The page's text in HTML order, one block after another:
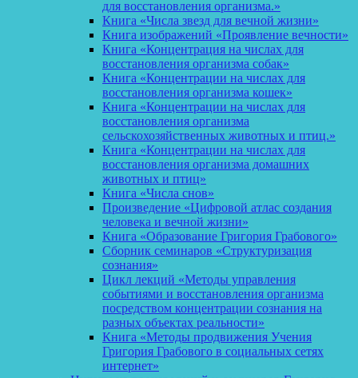
для восстановления организма.»
Книга «Числа звезд для вечной жизни»
Книга изображений «Проявление вечности»
Книга «Концентрация на числах для
восстановления организма собак»
Книга «Концентрации на числах для
восстановления организма кошек»
Книга «Концентрации на числах для
восстановления организма
сельскохозяйственных животных и птиц.»
Книга «Концентрации на числах для
восстановления организма домашних
животных и птиц»
Книга «Числа снов»
Произведение «Цифровой атлас создания
человека и вечной жизни»
Книга «Образование Григория Грабового»
Сборник семинаров «Структуризация
сознания»
Цикл лекций «Методы управления
событиями и восстановления организма
посредством концентрации сознания на
разных объектах реальности»
Книга «Методы продвижения Учения
Григория Грабового в социальных сетях
интернет»